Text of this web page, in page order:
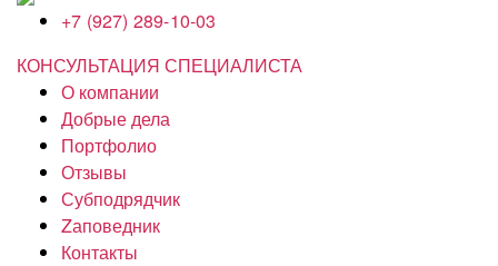
+7 (927) 289-10-03
КОНСУЛЬТАЦИЯ СПЕЦИАЛИСТА
О компании
Добрые дела
Портфолио
Отзывы
Субподрядчик
Zаповедник
Контакты